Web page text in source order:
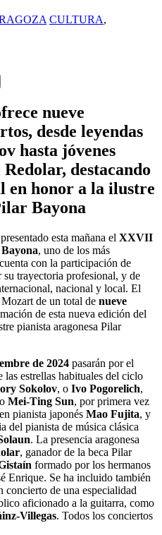
CULTURA,
nueve
desde leyendas
hasta jóvenes
destacando
en honor a la ilustre
Bayona
esta mañana el XXVII
, uno de los más
con la participación de
trayectoria profesional, y de
nacional y local. El
de un total de nueve
de esta nueva edición del
pianista aragonesa Pilar
de 2024 pasarán por el
estrellas habituales del ciclo
Sokolov, o Ivo Pogorelich,
Mei-Ting Sun, por primera vez
pianista japonés Mao Fujita, y
del pianista de música clásica
. La presencia aragonesa
, ganador de la beca Pilar
formado por los hermanos
Enrique. Se ha incluido también
concierto de una especialidad
aficionado a la guitarra, como
Villegas. Todos los conciertos